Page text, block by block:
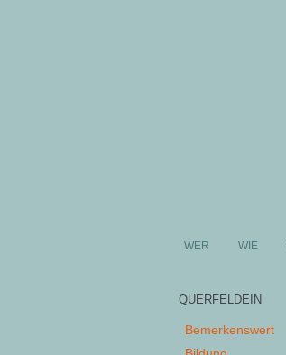
WER WIE
QUERFELDEIN
Bemerkenswert